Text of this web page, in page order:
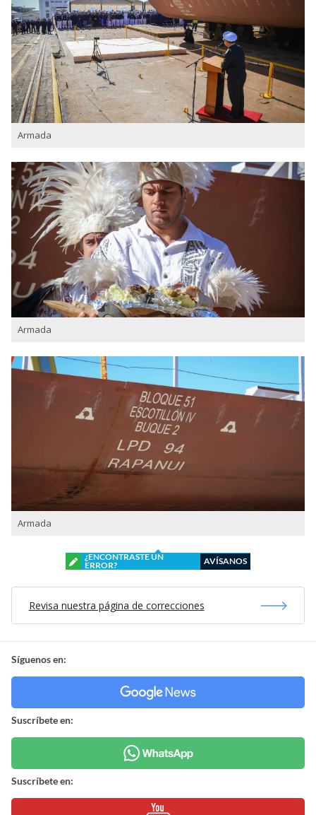
Armada
Armada
Armada
¿ENCONTRASTE UN
ERROR?
AVÍSANOS
Revisa nuestra página de correcciones
Síguenos en:
Suscríbete en:
Suscríbete en: